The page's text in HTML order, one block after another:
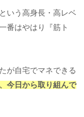
いう高身長・高レベ
番はやはり『筋ト
が自宅でマネできる
今日から取り組んで